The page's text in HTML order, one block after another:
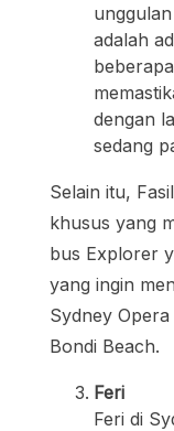
adalah
dengan
sedang
Selain itu,
khusus yang
bus Explorer
yang ingin
Sydney
Bondi Beach.
Feri
Feri di